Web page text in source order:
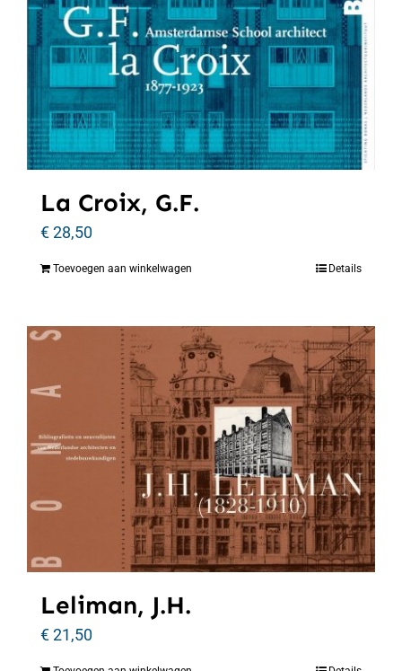
La Croix, G.F.
€28,50
Toevoegen aan winkelwagen Details
Leliman, J.H.
€21,50